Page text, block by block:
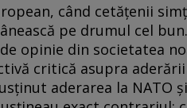
când cetăţenii
pe drumul cel
opinie din societatea
critică asupra
aderarea la NATO